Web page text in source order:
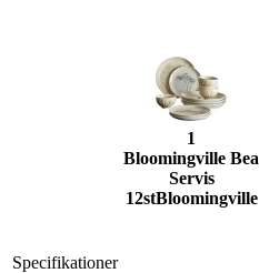
1
Bloomingville Bea
Servis
12stBloomingville
Specifikationer